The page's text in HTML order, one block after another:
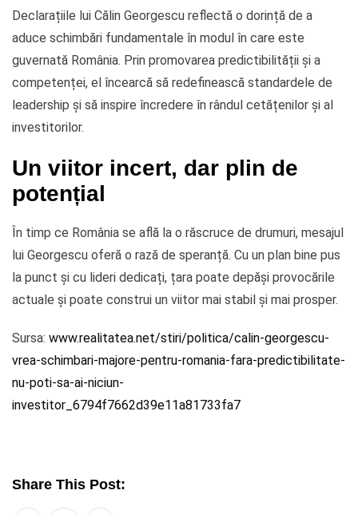
Declarațiile lui Călin Georgescu reflectă o dorință de a
aduce schimbări fundamentale în modul în care este
guvernată România. Prin promovarea predictibilității și a
competenței, el încearcă să redefinească standardele de
leadership și să inspire încredere în rândul cetățenilor și al
investitorilor.
Un viitor incert, dar plin de
potențial
În timp ce România se află la o răscruce de drumuri, mesajul
lui Georgescu oferă o rază de speranță. Cu un plan bine pus
la punct și cu lideri dedicați, țara poate depăși provocările
actuale și poate construi un viitor mai stabil și mai prosper.
Sursa: www.realitatea.net/stiri/politica/calin-georgescu-
vrea-schimbari-majore-pentru-romania-fara-predictibilitate-
nu-poti-sa-ai-niciun-
investitor_6794f7662d39e11a81733fa7
Share This Post: